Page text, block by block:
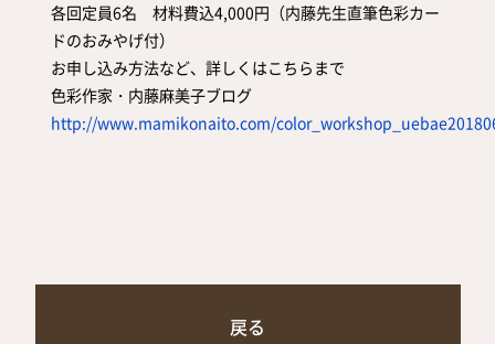
各回定員6名 材料費込4,000円（内藤先生直筆色彩カー
ドのおみやげ付）
お申し込み方法など、詳しくはこちらまで
色彩作家・内藤麻美子ブログ
http://www.mamikonaito.com/
戻る